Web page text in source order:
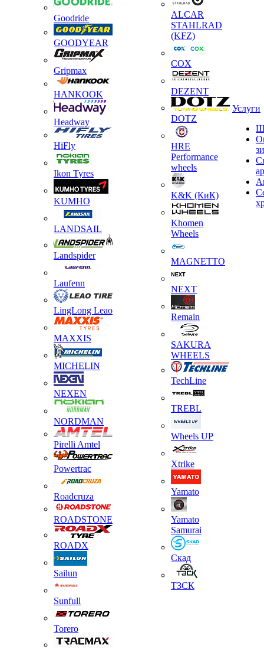
Goodride
GOODYEAR
Gripmax
HANKOOK
Headway
HiFly
Ikon Tyres
KUMHO
LANDSAIL
Landspider
Laufenn
LingLong Leao
MAXXIS
MICHELIN
NEXEN
NORDMAN
Pirelli Amtel
Powertrac
Roadcruza
ROADSTONE
ROADX
Sailun
Sunfull
Torero
ALCAR
STAHLRAD
(KFZ)
COX
DEZENT
DOTZ
HRE
Performance
wheels
K&K (КиК)
Khomen
Wheels
MAGNETTO
NEXT
Remain
SAKURA
WHEELS
TechLine
TREBL
Wheels UP
Xtrike
Yamato
Yamato
Samurai
Скад
ТЗСК
Услуги